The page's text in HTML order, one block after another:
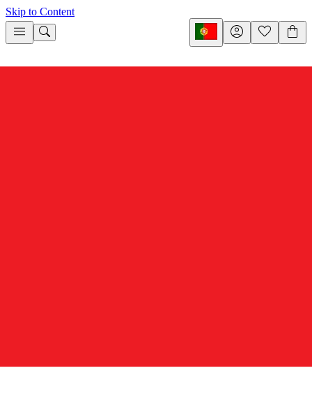
Skip to Content